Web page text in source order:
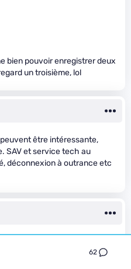
62
bien pouvoir enregistrer deux
un troisième, lol
être intéressante,
SAV et service tech au
déconnexion à outrance etc
c’est en réalité du
pas mal en descendant,